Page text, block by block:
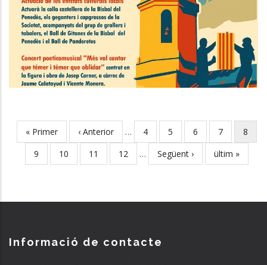
Catalunya
Altres
Pagination
First
page
« Primer
Previous
page
‹ Anterior … Page
4 Page
5 Page
6 Page
7
page
8
Page
9 Page
10 Page
11 Page
12 …
Next
Següent ›
Last
ültim »
Informació de contacte